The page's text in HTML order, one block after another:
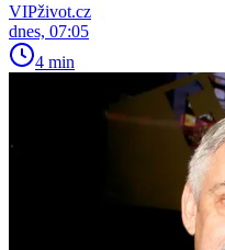
VIPživot.cz
dnes, 07:05
4 min